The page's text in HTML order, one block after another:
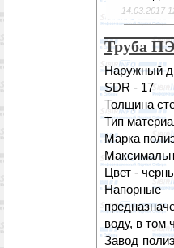
14.03.2017
Труба ПЭ
Наружный
SDR - 17
Толщина
Тип
Марка
Цвет -
воду, в том
Завод